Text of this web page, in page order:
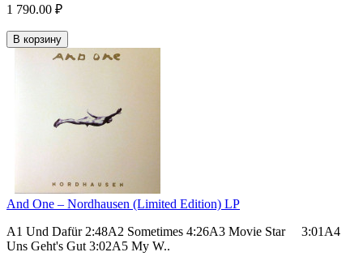
1 790.00 ₽
В корзину
And One ‎– Nordhausen (Limited Edition) LP
A1 Und Dafür 2:48A2 Sometimes 4:26A3 Movie Star 3:01A4
Uns Geht's Gut 3:02A5 My W..